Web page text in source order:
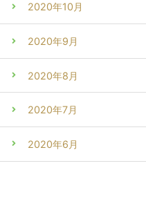
2020年10月
2020年9月
2020年8月
2020年7月
2020年6月